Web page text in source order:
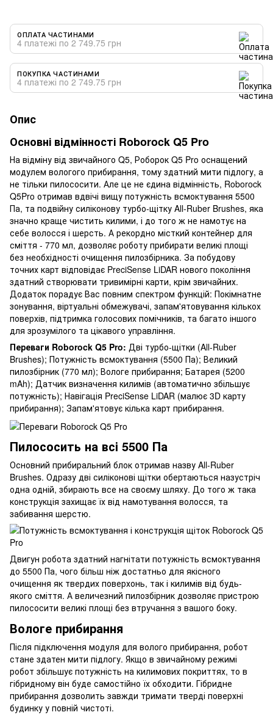
ОПЛАТА ЧАСТИНАМИ
4 платежі по 2 749.75 грн
ПОКУПКА ЧАСТИНАМИ
4 платежі по 2 749.75 грн
Опис
Основні відмінності Roborock Q5 Pro
На відміну від звичайного Q5, Роборок Q5 Pro оснащений
модулем вологого прибирання, тому здатний мити підлогу, а
не тільки пилососити. Але це не єдина відмінність, Roborock
Q5Pro отримав вдвічі вищу потужність всмоктування 5500
Па, та подвійну силіконову турбо-щітку All-Ruber Brushes, яка
значно краще чистить килими, і до того ж не намотує на
себе волосся і шерсть. А рекордно місткий контейнер для
сміття - 770 мл, дозволяє роботу прибирати великі площі
без необхідності очищення пилозбірника. За побудову
точних карт відповідає PreciSense LiDAR нового покоління
здатний створювати тривимірні карти, крім звичайних.
Додаток порадує Вас повним спектром функцій: Покімнатне
зонування, віртуальні обмежувачі, запам'ятовування кількох
поверхів, підтримка голосових помічників, та багато іншого
для зрозумілого та цікавого управління.
Переваги Roborock Q5 Pro: Дві турбо-щітки (All-Ruber
Brushes); Потужність всмоктування (5500 Па); Великий
пилозбірник (770 мл); Вологе прибирання; Батарея (5200
mAh); Датчик визначення килимів (автоматично збільшує
потужність); Навігація PreciSense LiDAR (малює 3D карту
прибирання); Запам'ятовує кілька карт прибирання.
Пилососить на всі 5500 Па
Основний прибиральний блок отримав назву All-Ruber
Brushes. Одразу дві силіконові щітки обертаються назустріч
одна одній, збирають все на своєму шляху. До того ж така
конструкція захищає їх від намотування волосся, та
забивання шерстю.
Двигун робота здатний нагнітати потужність всмоктування
до 5500 Па, чого більш ніж достатньо для якісного
очищення як твердих поверхонь, так і килимів від будь-
якого сміття. А величезний пилозбірник дозволяє пристрою
пилососити великі площі без втручання з вашого боку.
Вологе прибирання
Після підключення модуля для волого прибирання, робот
стане здатен мити підлогу. Якщо в звичайному режимі
робот збільшує потужність на килимових покриттях, то в
гібридному він буде самостійно їх обходити. Гібридне
прибирання дозволить завжди тримати тверді поверхні
будинку у повній чистоті.